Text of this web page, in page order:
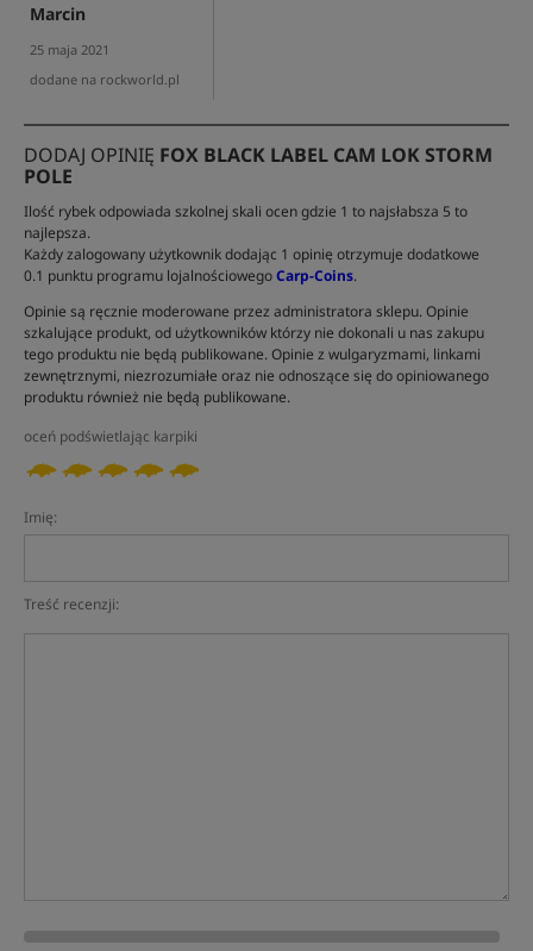
Marcin
25 maja 2021
dodane na rockworld.pl
DODAJ OPINIĘ FOX BLACK LABEL CAM LOK STORM
POLE
Ilość rybek odpowiada szkolnej skali ocen gdzie 1 to najsłabsza 5 to
najlepsza.
Każdy zalogowany użytkownik dodając 1 opinię otrzymuje dodatkowe
0.1 punktu programu lojalnościowegoCarp-Coins.
Opinie są ręcznie moderowane przez administratora sklepu. Opinie
szkalujące produkt, od użytkowników którzy nie dokonali u nas zakupu
tego produktu nie będą publikowane. Opinie z wulgaryzmami, linkami
zewnętrznymi, niezrozumiałe oraz nie odnoszące się do opiniowanego
produktu również nie będą publikowane.
oceń podświetlając karpiki
Imię:
Treść recenzji: